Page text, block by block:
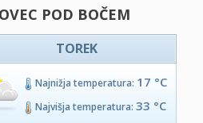
POD BOČEM
TOREK
Najnižja temperatura: 17 °C
Najvišja temperatura: 33 °C